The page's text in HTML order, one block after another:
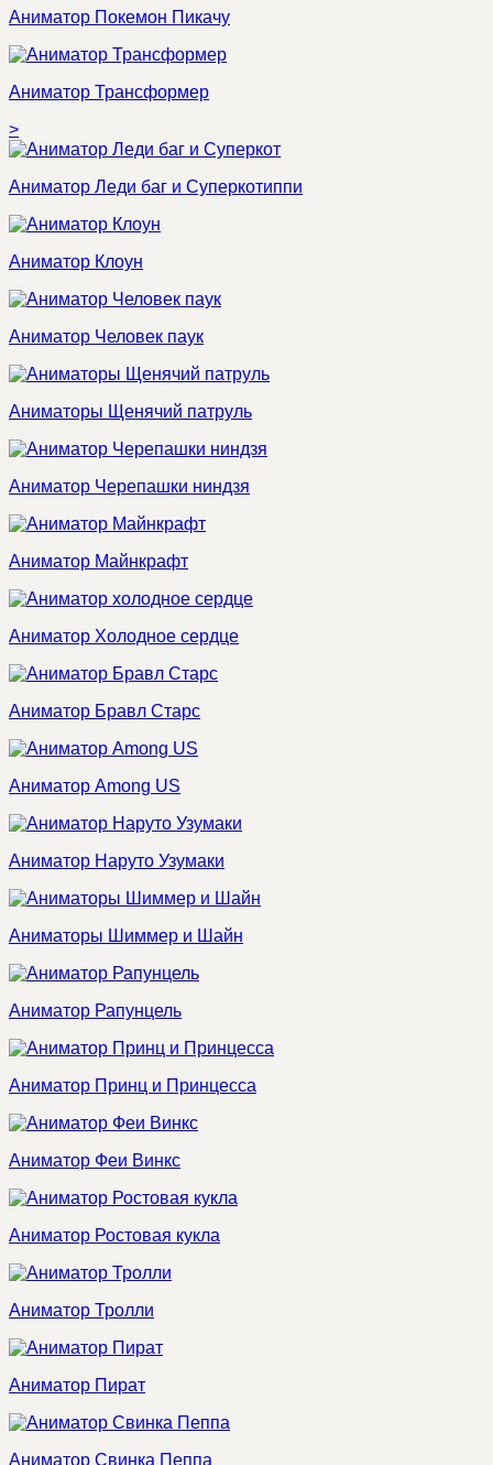
Аниматор Покемон Пикачу
Аниматор Трансформер
>
Аниматор Леди баг и Суперкотиппи
Аниматор Клоун
Аниматор Человек паук
Аниматоры Щенячий патруль
Аниматор Черепашки ниндзя
Аниматор Майнкрафт
Аниматор Холодное сердце
Аниматор Бравл Старс
Аниматор Among US
Аниматор Наруто Узумаки
Аниматоры Шиммер и Шайн
Аниматор Рапунцель
Аниматор Принц и Принцесса
Аниматор Феи Винкс
Аниматор Ростовая кукла
Аниматор Тролли
Аниматор Пират
Аниматор Свинка Пеппа